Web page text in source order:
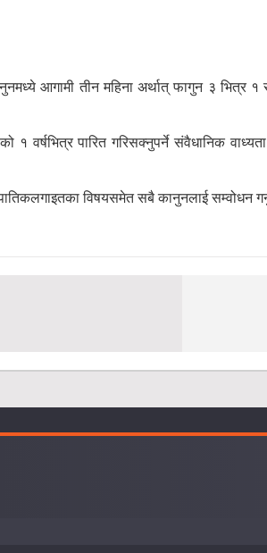
आगामी तीन महिना अर्थात् फागुन ३
वर्षभित्र पारित गरिसक्नुपर्ने संवैधानिक
विषयसमेत सबै कानुनलाई सम्वोधन